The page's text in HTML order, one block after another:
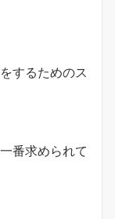
するためのス
番求められて